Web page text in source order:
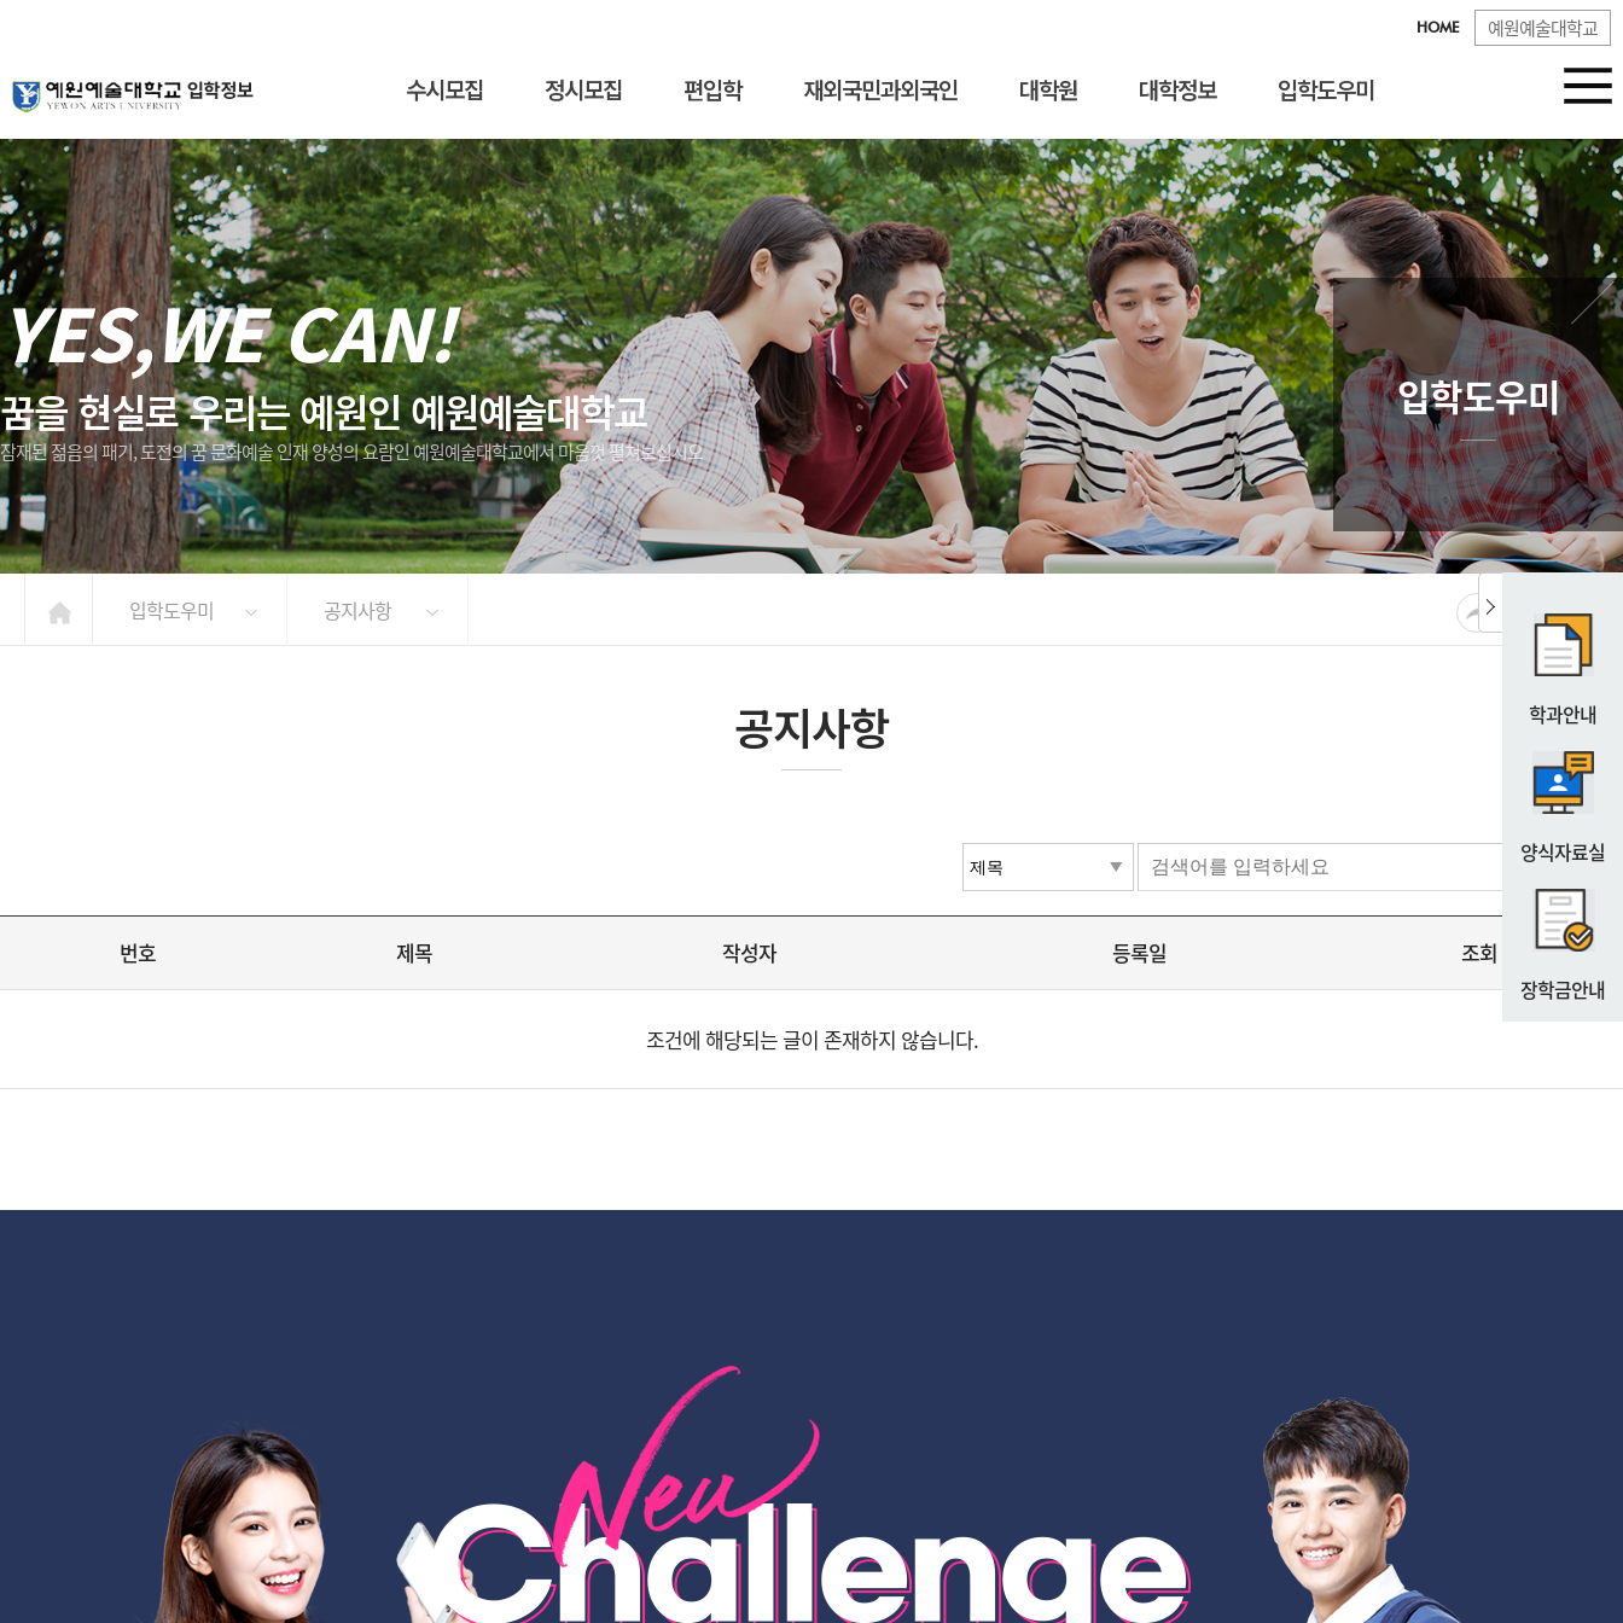
HOME 예원예술대학교
수시모집 정시모집 편입학 재외국민과외국인 대학원 대학정보 입학도우미
학과안내
양식자료실
장학금안내
YES,WE CAN!
꿈을 현실로 우리는 예원인 예원예술대학교
잠재된 젊음의 패기, 도전의 꿈 문화예술 인재 양성의 요람인 예원예술대학교에서 마음껏 펼쳐보십시오
입학도우미
입학도우미 공지사항
공지사항
번호 제목 작성자 등록일 조회
조건에 해당되는 글이 존재하지 않습니다.